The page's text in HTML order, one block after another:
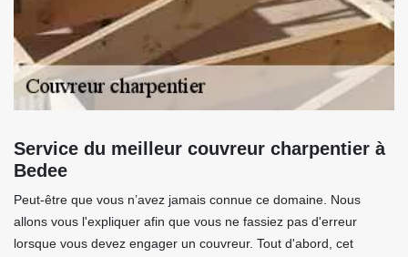
Service du meilleur couvreur charpentier à
Bedee
Peut-être que vous n’avez jamais connue ce domaine. Nous
allons vous l'expliquer afin que vous ne fassiez pas d'erreur
lorsque vous devez engager un couvreur. Tout d'abord, cet